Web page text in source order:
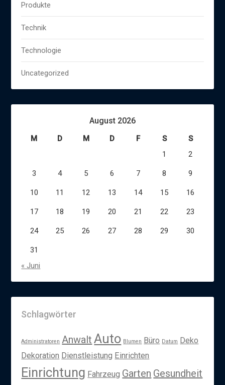
Produkte
Technik
Technologie
Uncategorized
August 2026
M D M D F S
S
1
2
3 4 5 6 7 8 9
10 11 12 13 14 15 16
17 18 19 20 21 22 23
24 25 26 27 28 29 30
31
« Juni
Schlagwörter
Administratoren Anwalt Auto Blumen Büro Datum Deko
Dekoration Dienstleistung Einrichten
Einrichtung Fahrzeug Garten Gesundheit